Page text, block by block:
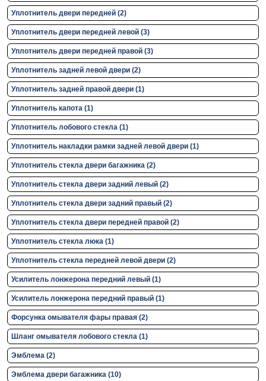
Уплотнитель двери передней (2)
Уплотнитель двери передней левой (3)
Уплотнитель двери передней правой (3)
Уплотнитель задней левой двери (2)
Уплотнитель задней правой двери (1)
Уплотнитель капота (1)
Уплотнитель лобового стекла (1)
Уплотнитель накладки рамки задней левой двери (1)
Уплотнитель стекла двери багажника (2)
Уплотнитель стекла двери задний левый (2)
Уплотнитель стекла двери задний правый (2)
Уплотнитель стекла двери передней правой (2)
Уплотнитель стекла люка (1)
Уплотнитель стекла передней левой двери (2)
Усилитель лонжерона передний левый (1)
Усилитель лонжерона передний правый (1)
Форсунка омывателя фары правая (2)
Шланг омывателя лобового стекла (1)
Эмблема (2)
Эмблема двери багажника (10)